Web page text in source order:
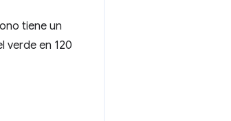
tiene un
verde en 120